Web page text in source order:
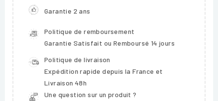
Garantie 2 ans
Politique de remboursement
Garantie Satisfait ou Remboursé 14 jours
Politique de livraison
Expédition rapide depuis la France et
Livraison 48h
Une question sur un produit ?